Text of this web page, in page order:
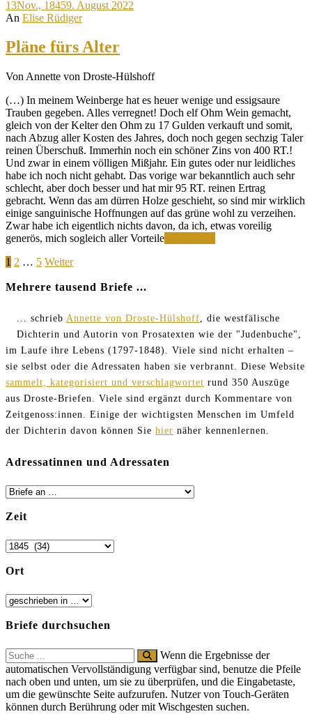
13Nov., 18459. August 2022
An Elise Rüdiger
Pläne fürs Alter
Von Annette von Droste-Hülshoff
(…) In meinem Weinberge hat es heuer wenige und essigsaure
Trauben gegeben. Alles verregnet! Doch elf Ohm Wein gemacht,
gleich von der Kelter den Ohm zu 17 Gulden verkauft und somit,
nach Abzug aller Kosten des Jahres, doch noch gegen sechzig Taler
reinen Überschuß. Immerhin noch ein schöner Zins von 400 RT.!
Und zwar in einem völligen Mißjahr. Ein gutes oder nur leidliches
habe ich noch nicht gehabt. Das vorige war bekanntlich auch sehr
schlecht, aber doch besser und hat mir 95 RT. reinen Ertrag
gebracht. Wenn das am dürren Holze geschieht, so sind mir wirklich
einige sanguinische Hoffnungen auf das grüne wohl zu verzeihen.
Zwar habe ich eigentlich nichts davon, da ich, etwas voreilig
generös, mich sogleich aller Vorteile
Seitennummerierung
der
Page
1 Page
2 … Page
5 Weiter
Mehrere tausend Briefe ...
... schrieb Annette von Droste-Hülshoff , die westfälische
Dichterin und Autorin von Prosatexten wie der "Judenbuche",
im Laufe ihre Lebens (1797-1848). Viele sind nicht erhalten –
sie selbst oder die Adressaten haben sie verbrannt. Diese Website
sammelt, kategorisiert und verschlagwortet rund 350 Auszüge
aus Droste-Briefen. Viele sind ergänzt durch Kommentare von
Zeitgenoss:innen. Einige der wichtigsten Menschen im Umfeld
der Dichterin davon können Sie hier näher kennenlernen.
Adressatinnen und Adressaten
Zeit
Ort
Briefe durchsuchen
Search
for:
Wenn die Ergebnisse der
automatischen Vervollständigung verfügbar sind, benutze die Pfeile
nach oben und unten, um sie zu überprüfen, und die Eingabetaste,
um die gewünschte Seite aufzurufen. Nutzer von Touch-Geräten
können durch Berührung oder mit Wischgesten suchen.